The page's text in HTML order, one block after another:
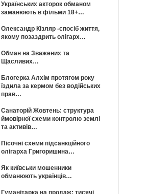
Українських акторок обманом
заманюють в фільми 18+…
Олександр Кізляр -спосіб життя,
якому позаздрить олігарх…
Обман на Зважених та
Щасливих…
Блогерка Алхім протягом року
їздила за кермом без водійських
прав…
Санаторій Жовтень: структура
ймовірної схеми контролю землі
та активів…
Пісочні схеми підсанкційного
олігарха Григоришина…
Як київськи мошенники
обманюють українців…
Гуманітарка на продаж: тисячі